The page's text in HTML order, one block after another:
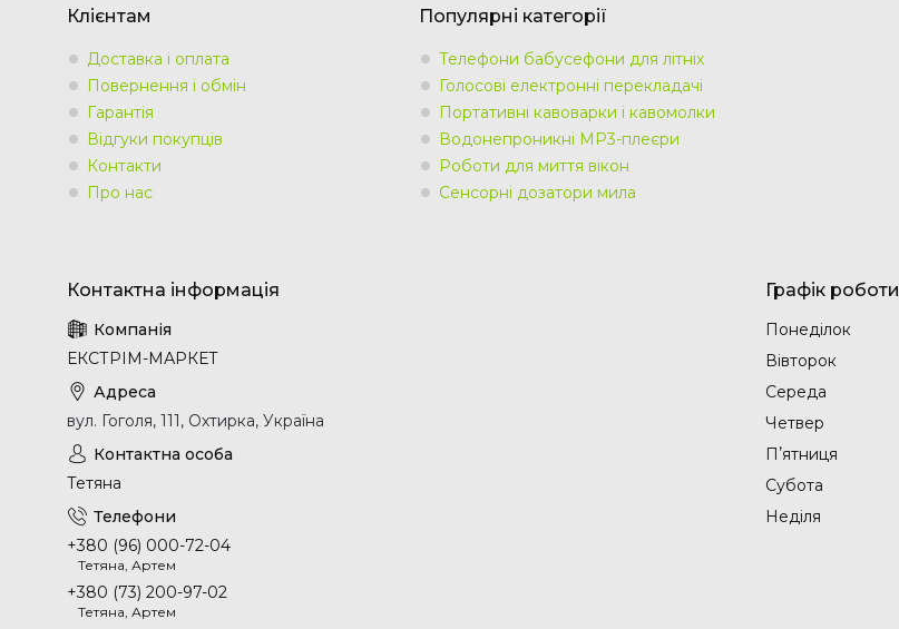
Клієнтам
Доставка і оплата
Повернення і обмін
Гарантія
Відгуки покупців
Контакти
Про нас
Популярні категорії
Телефони бабусефони для літніх
Голосові електронні перекладачі
Портативні кавоварки і кавомолки
Водонепроникні MP3-плеєри
Роботи для миття вікон
Сенсорні дозатори мила
ЕКСТРІМ-МАРКЕТ
вул. Гоголя, 111, Охтирка, Україна
Тетяна
+380 (96) 000-72-04
Тетяна, Артем
+380 (73) 200-97-02
Тетяна, Артем
Графік роботи
Понеділок
Вівторок
Середа
Четвер
Пʼятниця
Субота
Неділя